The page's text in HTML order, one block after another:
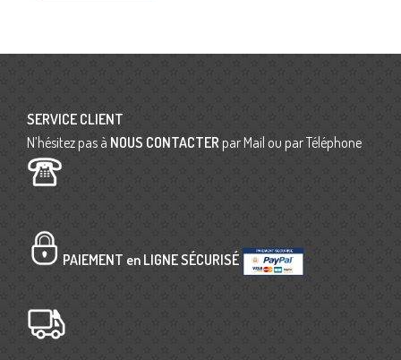
SERVICE CLIENT
N’hésitez pas à NOUS CONTACTER par Mail ou par Téléphone
PAIEMENT en LIGNE SÉCURISÉ